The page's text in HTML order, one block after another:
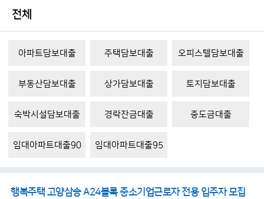
전체
아파트담보대출 주택담보대출 오피스텔담보대출
부동산담보대출 상가담보대출 토지담보대출
숙박시설담보대출 경락잔금대출 중도금대출
임대아파트대출90 임대아파트대출95
행복주택 고양삼송 A24블록 중소기업근로자 전용 입주자 모집